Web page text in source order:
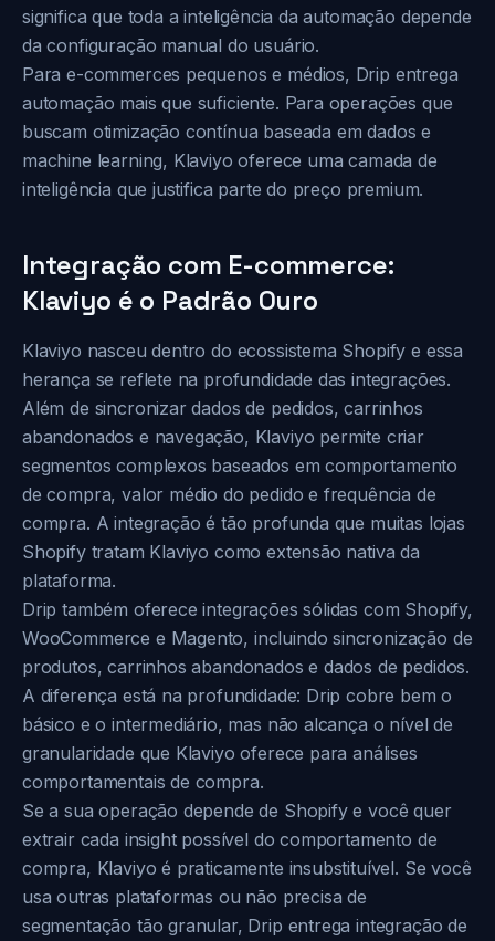
significa que toda a inteligência da automação depende
da configuração manual do usuário.
Para e-commerces pequenos e médios, Drip entrega
automação mais que suficiente. Para operações que
buscam otimização contínua baseada em dados e
machine learning, Klaviyo oferece uma camada de
inteligência que justifica parte do preço premium.
Integração com E-commerce:
Klaviyo é o Padrão Ouro
Klaviyo nasceu dentro do ecossistema Shopify e essa
herança se reflete na profundidade das integrações.
Além de sincronizar dados de pedidos, carrinhos
abandonados e navegação, Klaviyo permite criar
segmentos complexos baseados em comportamento
de compra, valor médio do pedido e frequência de
compra. A integração é tão profunda que muitas lojas
Shopify tratam Klaviyo como extensão nativa da
plataforma.
Drip também oferece integrações sólidas com Shopify,
WooCommerce e Magento, incluindo sincronização de
produtos, carrinhos abandonados e dados de pedidos.
A diferença está na profundidade: Drip cobre bem o
básico e o intermediário, mas não alcança o nível de
granularidade que Klaviyo oferece para análises
comportamentais de compra.
Se a sua operação depende de Shopify e você quer
extrair cada insight possível do comportamento de
compra, Klaviyo é praticamente insubstituível. Se você
usa outras plataformas ou não precisa de
segmentação tão granular, Drip entrega integração de